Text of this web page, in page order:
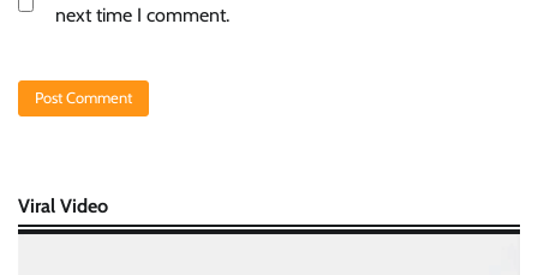
next time I comment.
Viral Video